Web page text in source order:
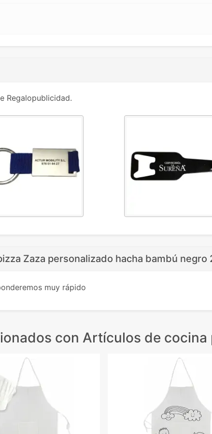
Regalopublicidad.
Zaza personalizado hacha bambú negro
muy rápido
con Artículos de cocina